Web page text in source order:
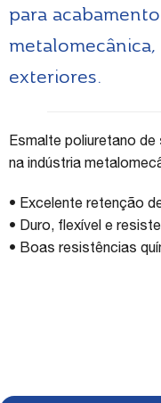
para
exteriores.
Esmalte poliuretano
na indústria
• Excelente retenção
• Duro, flexível e
• Boas resistências